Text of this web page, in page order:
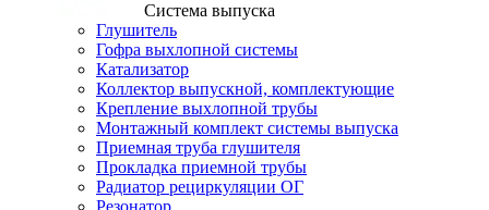
Система выпуска
Глушитель
Гофра выхлопной системы
Катализатор
Коллектор выпускной, комплектующие
Крепление выхлопной трубы
Монтажный комплект системы выпуска
Приемная труба глушителя
Прокладка приемной трубы
Радиатор рециркуляции ОГ
Резонатор